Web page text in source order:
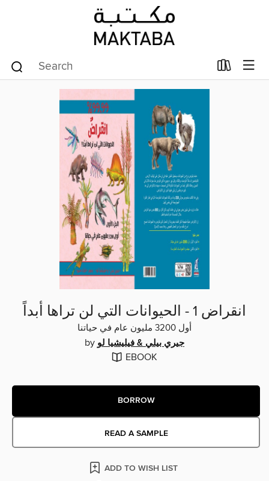
انقراض 1 - الحيوانات التي لن تراها أبداً
أول 3200 مليون عام في حياتنا
by جيري بيلي & فيليشيا لو
EBOOK
BORROW
READ A SAMPLE
ADD TO WISH LIST